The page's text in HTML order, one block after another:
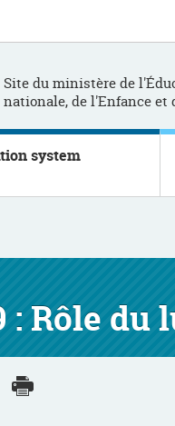
Site du ministère de
nationale, de l'Enfance et
system
: Rôle
on Twitter